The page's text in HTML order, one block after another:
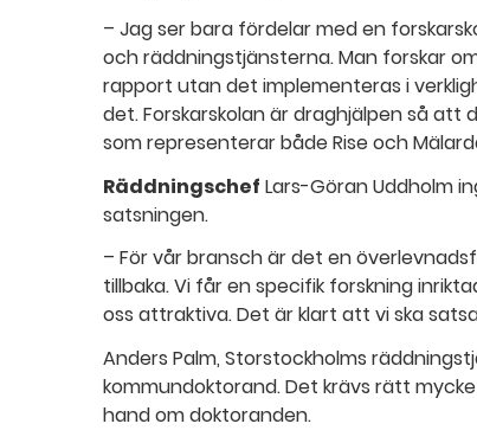
– Jag ser bara fördelar med en
och räddningstjänsterna. Man forskar
rapport utan det implementeras i
det. Forskarskolan är draghjälpen så att
som representerar både Rise och
Räddningschef Lars-Göran Uddholm
satsningen.
– För vår bransch är det en
tillbaka. Vi får en specifik forskning
oss attraktiva. Det är klart att vi ska
Anders Palm, Storstockholms
kommundoktorand. Det krävs rätt
hand om doktoranden.